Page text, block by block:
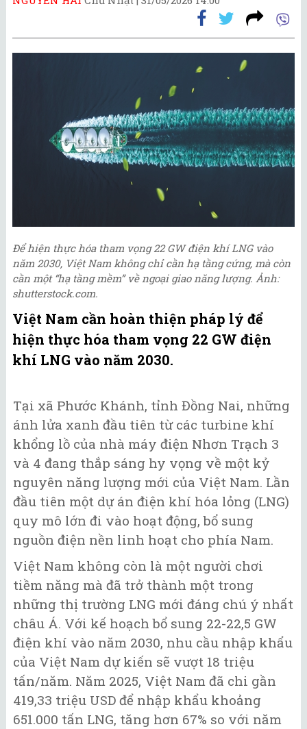
Để hiện thực hóa tham vọng 22 GW điện khí LNG vào
năm 2030, Việt Nam không chỉ cần hạ tầng cứng, mà còn
cần một “hạ tầng mềm” về ngoại giao năng lượng. Ảnh:
shutterstock.com.
Việt Nam cần hoàn thiện pháp lý để
hiện thực hóa tham vọng 22 GW điện
khí LNG vào năm 2030.
Tại xã Phước Khánh, tỉnh Đồng Nai, những
ánh lửa xanh đầu tiên từ các turbine khí
khổng lồ của nhà máy điện Nhơn Trạch 3
và 4 đang thắp sáng hy vọng về một kỷ
nguyên năng lượng mới của Việt Nam. Lần
đầu tiên một dự án điện khí hóa lỏng (LNG)
quy mô lớn đi vào hoạt động, bổ sung
nguồn điện nền linh hoạt cho phía Nam.
Việt Nam không còn là một người chơi
tiềm năng mà đã trở thành một trong
những thị trường LNG mới đáng chú ý nhất
châu Á. Với kế hoạch bổ sung 22-22,5 GW
điện khí vào năm 2030, nhu cầu nhập khẩu
của Việt Nam dự kiến sẽ vượt 18 triệu
tấn/năm. Năm 2025, Việt Nam đã chi gần
419,33 triệu USD để nhập khẩu khoảng
651.000 tấn LNG, tăng hơn 67% so với năm